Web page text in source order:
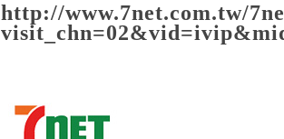
http://www.7net.com.tw/